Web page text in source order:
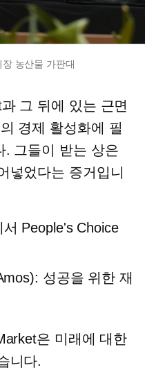
농산물 가판대
그 뒤에 있는 근면
경제 활성화에 필
. 그들이 받는 상은
넣었다는 증거입니
People's Choice
성공을 위한 재
은 미래에 대한
니다.